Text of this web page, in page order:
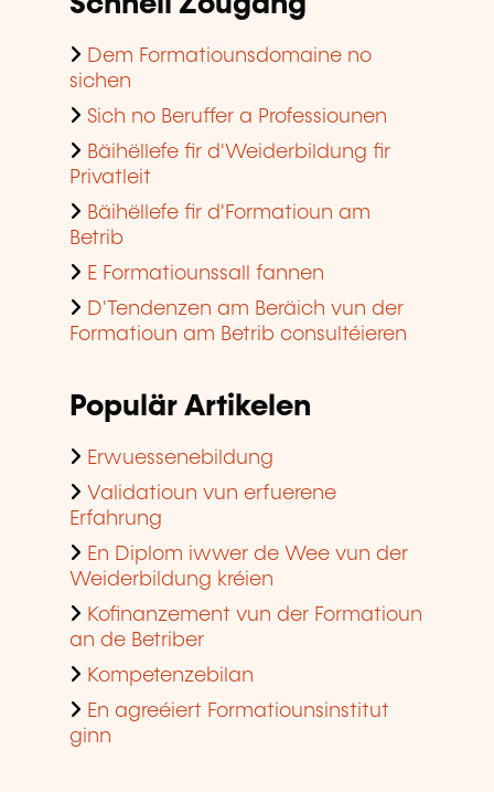
Dem Formatiounsdomaine no
sichen
Sich no Beruffer a Professiounen
Bäihëllefe fir d'Weiderbildung fir
Privatleit
Bäihëllefe fir d'Formatioun am
Betrib
E Formatiounssall fannen
D'Tendenzen am Beräich vun der
Formatioun am Betrib consultéieren
Populär Artikelen
Erwuessenebildung
Validatioun vun erfuerene
Erfahrung
En Diplom iwwer de Wee vun der
Weiderbildung kréien
Kofinanzement vun der Formatioun
an de Betriber
Kompetenzebilan
En agreéiert Formatiounsinstitut
ginn